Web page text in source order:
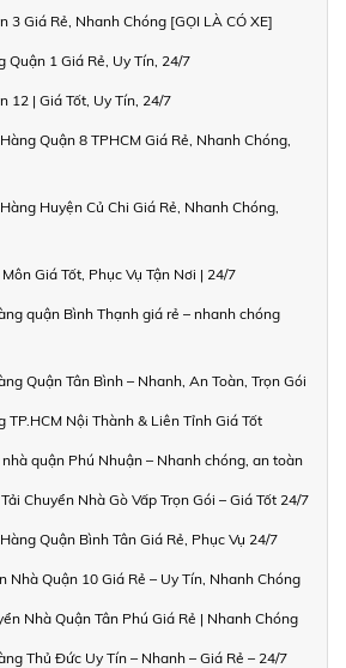
3 Giá Rẻ, Nhanh Chóng [GỌI LÀ CÓ XE]
Quận 1 Giá Rẻ, Uy Tín, 24/7
12 | Giá Tốt, Uy Tín, 24/7
Quận 8 TPHCM Giá Rẻ, Nhanh Chóng,
Huyện Củ Chi Giá Rẻ, Nhanh Chóng,
Giá Tốt, Phục Vụ Tận Nơi | 24/7
quận Bình Thạnh giá rẻ – nhanh chóng
Quận Tân Bình – Nhanh, An Toàn, Trọn Gói
TP.HCM Nội Thành & Liên Tỉnh Giá Tốt
quận Phú Nhuận – Nhanh chóng, an toàn
Chuyển Nhà Gò Vấp Trọn Gói – Giá Tốt 24/7
Quận Bình Tân Giá Rẻ, Phục Vụ 24/7
Nhà Quận 10 Giá Rẻ – Uy Tín, Nhanh Chóng
Nhà Quận Tân Phú Giá Rẻ | Nhanh Chóng
Thủ Đức Uy Tín – Nhanh – Giá Rẻ – 24/7